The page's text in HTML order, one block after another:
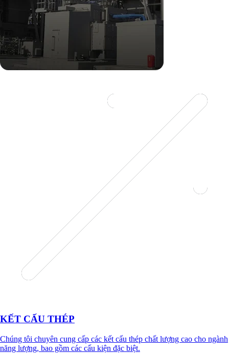
KẾT CẤU THÉP
Chúng tôi chuyên cung cấp các kết cấu thép chất lượng cao cho ngành
năng lượng, bao gồm các cấu kiện đặc biệt.